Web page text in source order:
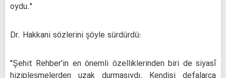
oydu."
Dr. Hakkani sözlerini şöyle sürdürdü:
"Şehit Rehber'in en önemli özelliklerinden biri de siyasî